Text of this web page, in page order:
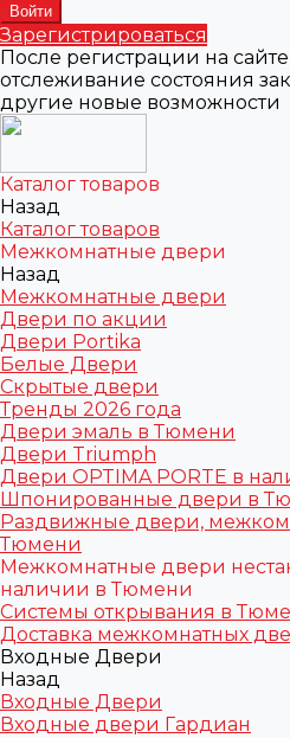
Зарегистрироваться
После регистрации на
отслеживание состояния
другие новые возможности
Каталог товаров
Назад
Каталог товаров
Межкомнатные двери
Назад
Межкомнатные двери
Двери по акции
Двери Portika
Белые Двери
Скрытые двери
Тренды 2026 года
Двери эмаль в Тюмени
Двери Triumph
Двери OPTIMA PORTE в
Шпонированные двери в
Раздвижные двери,
Тюмени
Межкомнатные двери
наличии в Тюмени
Системы открывания в
Доставка межкомнатных
Входные Двери
Назад
Входные Двери
Входные двери Гардиан